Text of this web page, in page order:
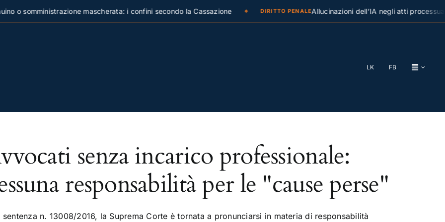
o somministrazione mascherata: i confini secondo la Cassazione DIRITTO PENALEAllucinazioni dell’IA negli atti
LK FB
senza incarico professionale:
responsabilità per le "cause perse"
sentenza n. 13008/2016, la Suprema Corte è tornata a pronunciarsi in materia di responsabilità